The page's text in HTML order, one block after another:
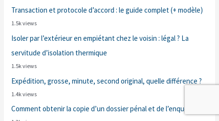
Transaction et protocole d’accord : le guide complet (+ modèle)
1.5k views
Isoler par l’extérieur en empiétant chez le voisin : légal ? La
servitude d’isolation thermique
1.5k views
Expédition, grosse, minute, second original, quelle différence ?
1.4k views
Comment obtenir la copie d’un dossier pénal et de l’enquête ?